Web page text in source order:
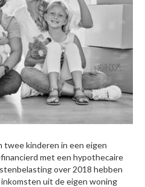
twee kinderen in een eigen
met een hypothecaire
over 2018 hebben
uit de eigen woning